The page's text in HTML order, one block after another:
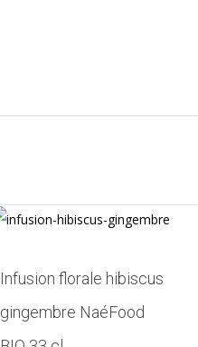
Infusion florale hibiscus
gingembre NaéFood